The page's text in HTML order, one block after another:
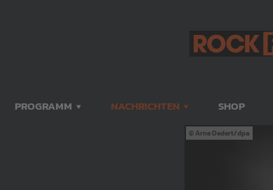
PROGRAMM NACHRICHTEN SHOP
Arne Dedert/dpa